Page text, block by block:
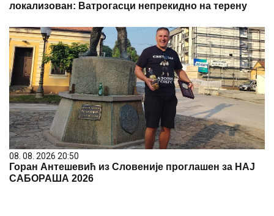
локализован: Ватрогасци непрекидно на терену
08. 08. 2026 20:50
Горан Антешевић из Словеније проглашен за НАЈ
САБОРАША 2026